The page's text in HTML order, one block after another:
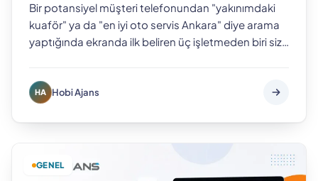
Bir potansiyel müşteri telefonundan "yakınımdaki
kuaför" ya da "en iyi oto servis Ankara" diye arama
yaptığında ekranda ilk beliren üç işletmeden biri siz
HA Hobi Ajans
GENEL